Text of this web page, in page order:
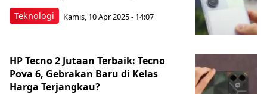
Teknologi Kamis, 10 Apr 2025 - 14:07
HP Tecno 2 Jutaan Terbaik: Tecno
Pova 6, Gebrakan Baru di Kelas
Harga Terjangkau?